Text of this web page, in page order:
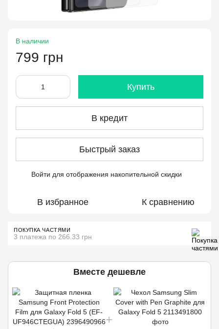
В наличии
799 грн
Купить
В кредит
Быстрый заказ
Войти для отображения накопительной скидки
В избранное К сравнению
ПОКУПКА ЧАСТЯМИ
3 платежа по 266.33 грн
Вместе дешевле